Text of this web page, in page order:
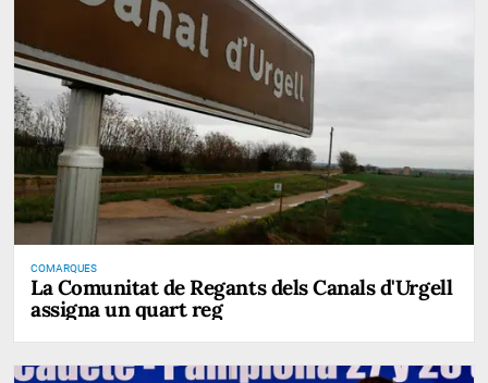
COMARQUES
La Comunitat de Regants dels Canals d'Urgell
assigna un quart reg